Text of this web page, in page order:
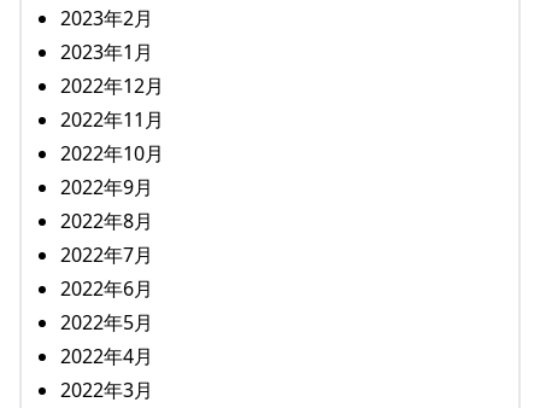
2023年2月
2023年1月
2022年12月
2022年11月
2022年10月
2022年9月
2022年8月
2022年7月
2022年6月
2022年5月
2022年4月
2022年3月